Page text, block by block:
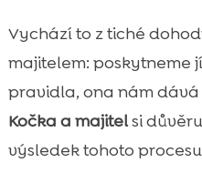
 vztah kočky s
důvěry a respektu
Řeč těla kočky:
umět číst
Předení,
porozumět
Vychází to z tiché
majitelem: poskytneme
pravidla, ona nám
Kočka a majitelsi
výsledek tohoto